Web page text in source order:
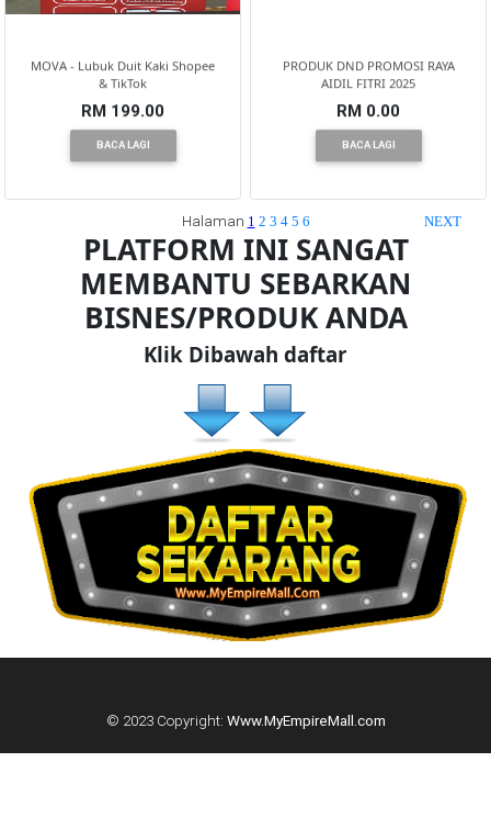
MOVA - Lubuk Duit Kaki Shopee
& TikTok
RM 199.00
PRODUK DND PROMOSI RAYA
AIDIL FITRI 2025
RM 0.00
Halaman 1 2 3 4 5 6 NEXT
PLATFORM INI SANGAT
MEMBANTU SEBARKAN
BISNES/PRODUK ANDA
Klik Dibawah daftar
© 2023 Copyright: Www.MyEmpireMall.com